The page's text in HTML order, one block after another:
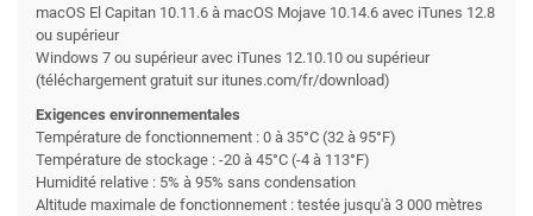
macOS El Capitan 10.11.6 à macOS Mojave 10.14.6 avec iTunes 12.8
ou supérieur
Windows 7 ou supérieur avec iTunes 12.10.10 ou supérieur
(téléchargement gratuit sur itunes.com/fr/download)
Exigences environnementales
Température de fonctionnement : 0 à 35°C (32 à 95°F)
Température de stockage : -20 à 45°C (-4 à 113°F)
Humidité relative : 5% à 95% sans condensation
Altitude maximale de fonctionnement : testée jusqu'à 3 000 mètres